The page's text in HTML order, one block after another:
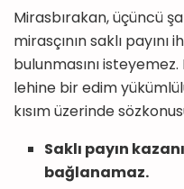
Mirasbırakan, üçüncü
mirasçının saklı
bulunmasını isteyemez.
lehine bir edim
kısım üzerinde
Saklı payın
bağlanamaz.